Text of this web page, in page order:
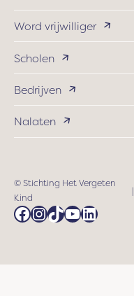
Word vrijwilliger
Scholen
Bedrijven
Nalaten
© Stichting Het Vergeten
Kind
|
Facebook
Instagram
TikTok
YouTube
LinkedIn